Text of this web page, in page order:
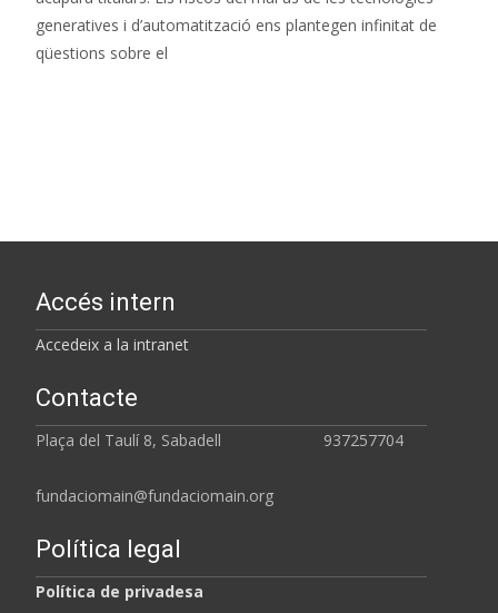
generatives i d’automatització ens plantegen infinitat de
qüestions sobre el
Accés intern
Accedeix a la intranet
Contacte
Plaça del Taulí 8, Sabadell 937257704
fundaciomain@fundaciomain.org
Política legal
Política de privadesa